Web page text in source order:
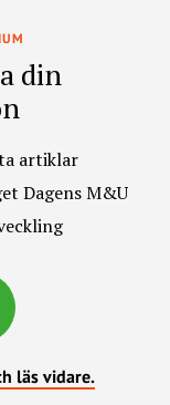
din
artiklar
Dagens M&U
läs vidare.